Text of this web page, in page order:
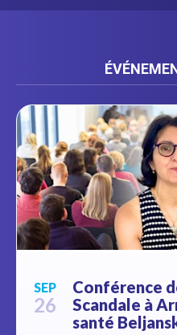
SEP
26
Conférence
Scandale à
santé